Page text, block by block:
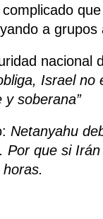
a grupos
nacional
Israel no
y soberana”
Netanyahu
Por que si